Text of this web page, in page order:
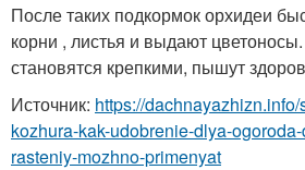
После таких подкормок орхидеи
корни , листья и выдают
становятся крепкими, пышут
Источник: https://
kozhura-kak-udobrenie-dlya-
rasteniy-mozhno-primenyat